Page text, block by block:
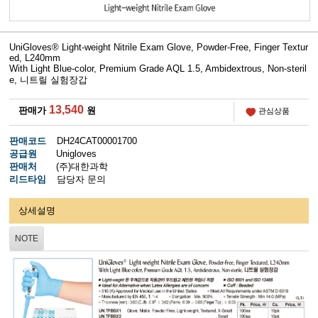
UniGloves® Light-weight Nitrile Exam Glove, Powder-Free, Finger Textur
ed, L240mm
With Light Blue-color, Premium Grade AQL 1.5, Ambidextrous, Non-steril
e, 니트릴 실험장갑
판매가 13,540 원 관심상품
판매코드
DH24CAT00001700
공급원
Unigloves
판매처
(주)대한과학
리드타임
담당자 문의
상세설명
NOTE